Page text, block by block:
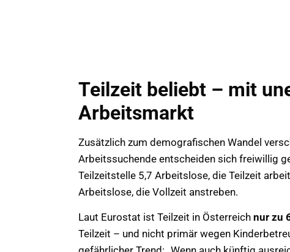
Teilzeit beliebt – mit
Arbeitsmarkt
Zusätzlich zum demografischen Wandel
Arbeitssuchende entscheiden sich freiwillig
Teilzeitstelle 5,7 Arbeitslose, die Teilzeit
Arbeitslose, die Vollzeit anstreben.
Laut Eurostat ist Teilzeit in Österreich nur zu
Teilzeit – und nicht primär wegen